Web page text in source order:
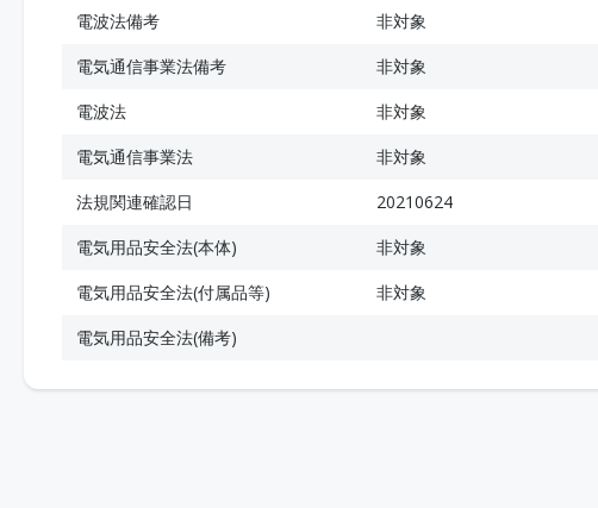
電波法備考
非対象
電気通信事業法備考
非対象
電波法
非対象
電気通信事業法
非対象
法規関連確認日
20210624
電気用品安全法(本体)
非対象
電気用品安全法(付属品等)
非対象
電気用品安全法(備考)